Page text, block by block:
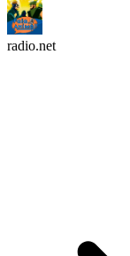
radio.net